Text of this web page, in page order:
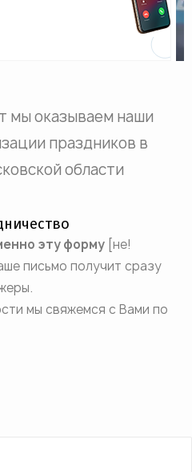
мы оказываем наши
праздников в
области
эту форму [не!
письмо получит сразу
мы свяжемся с Вами по